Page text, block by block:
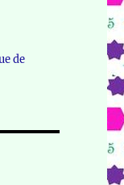
de